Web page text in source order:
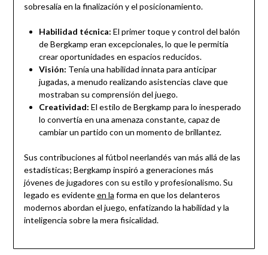
sobresalía en la finalización y el posicionamiento.
Habilidad técnica: El primer toque y control del balón
de Bergkamp eran excepcionales, lo que le permitía
crear oportunidades en espacios reducidos.
Visión: Tenía una habilidad innata para anticipar
jugadas, a menudo realizando asistencias clave que
mostraban su comprensión del juego.
Creatividad: El estilo de Bergkamp para lo inesperado
lo convertía en una amenaza constante, capaz de
cambiar un partido con un momento de brillantez.
Sus contribuciones al fútbol neerlandés van más allá de las
estadísticas; Bergkamp inspiró a generaciones más
jóvenes de jugadores con su estilo y profesionalismo. Su
legado es evidenteen la forma en que los delanteros
modernos abordan el juego, enfatizando la habilidad y la
inteligencia sobre la mera fisicalidad.